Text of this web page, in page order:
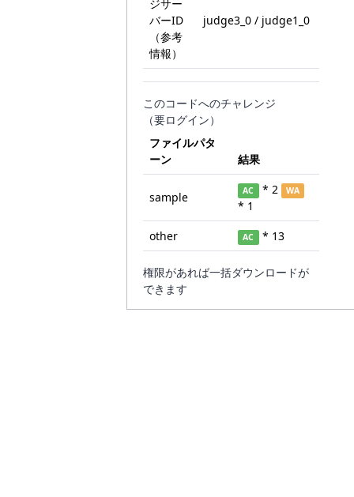
ジサー
バーID
（参考
情報）
judge3_0 / judge1_0
このコードへのチャレンジ
（要ログイン）
ファイルパタ
ーン
結果
sample AC * 2 WA
* 1
other
AC * 13
権限があれば一括ダウンロードが
できます